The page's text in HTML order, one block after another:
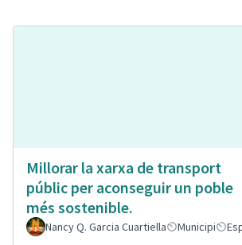
Millorar la xarxa de transport
públic per aconseguir un poble
més sostenible.
Nancy Q. Garcia Cuartiella Municipi